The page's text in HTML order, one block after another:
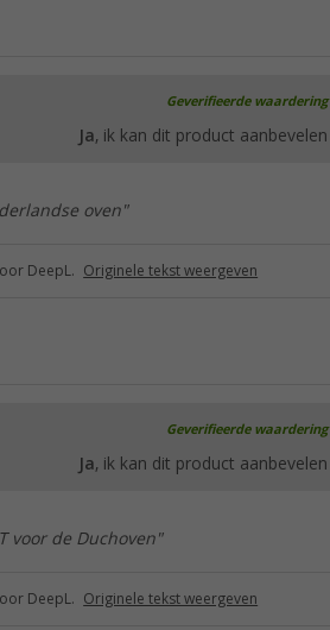
Geverifieerde waardering
Ja, ik kan dit product aanbevelen
oven"
DeepL. Originele tekst weergeven
Geverifieerde waardering
Ja, ik kan dit product aanbevelen
voor de Duchoven"
DeepL. Originele tekst weergeven